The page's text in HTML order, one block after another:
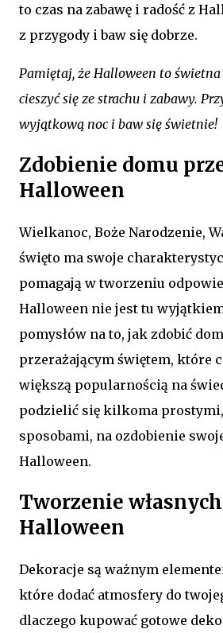
to czas na zabawę i radość z
z przygody i baw się dobrze.
Pamiętaj, że Halloween to świetna
cieszyć się ze strachu i zabawy.
wyjątkową noc i baw się świetnie!
Zdobienie domu
Halloween
Wielkanoc, Boże Narodzenie,
święto ma swoje
pomagają w tworzeniu
Halloween nie jest tu
pomysłów na to, jak zdobić
przerażającym świętem, które
większą popularnością na
podzielić się kilkoma
sposobami, na ozdobienie
Halloween.
Tworzenie
Halloween
Dekoracje są ważnym
które dodać atmosfery do
dlaczego kupować gotowe